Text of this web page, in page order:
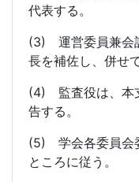
代表する。
(3) 運営委員兼会
長を補佐し、併せ
(4) 監査役は、本
告する。
(5) 学会各委員会
ところに従う。